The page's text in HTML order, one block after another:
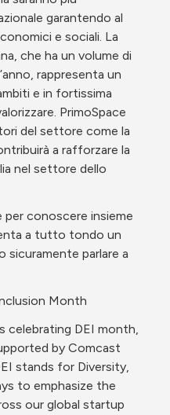
garantendo al
e sociali. La
che ha un volume di
rappresenta un
e in fortissima
PrimoSpace
del settore come la
a rafforzare la
nel settore dello
conoscere insieme
a tutto tondo un
sicuramente parlare a
Month
celebrating DEI month,
by Comcast
stands for Diversity,
to emphasize the
our global startup